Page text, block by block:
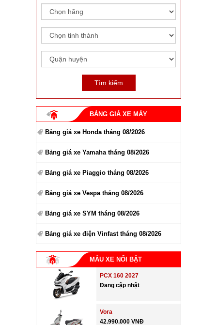
BẢNG GIÁ XE MÁY
Bảng giá xe Honda tháng 08/2026
Bảng giá xe Yamaha tháng 08/2026
Bảng giá xe Piaggio tháng 08/2026
Bảng giá xe Vespa tháng 08/2026
Bảng giá xe SYM tháng 08/2026
Bảng giá xe điện Vinfast tháng 08/2026
MẪU XE NỔI BẬT
PCX 160 2027
Đang cập nhật
Vora
42.990.000 VNĐ